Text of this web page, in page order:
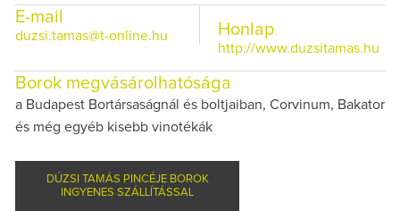
E-mail
duzsi.tamas@t-online.hu Honlap
http://www.duzsitamas.hu
Borok megvásárolhatósága
a Budapest Bortársaságnál és boltjaiban, Corvinum, Bakator
és még egyéb kisebb vinotékák
DÚZSI TAMÁS PINCÉJE BOROK
INGYENES SZÁLLÍTÁSSAL